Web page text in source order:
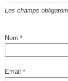
Les champs
Nom *
Email *